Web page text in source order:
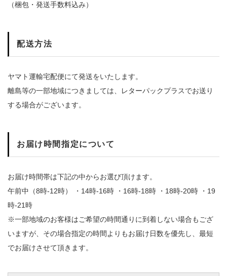
（梱包・発送手数料込み）
配送方法
ヤマト運輸宅配便にて発送をいたします。
離島等の一部地域につきましては、レターパックプラスでお送り
する場合がございます。
お届け時間指定について
お届け時間帯は下記の中からお選び頂けます。
午前中（8時-12時） ・14時-16時 ・16時-18時 ・18時-20時 ・19
時-21時
※一部地域のお客様はご希望の時間通りに到着しない場合もござ
いますが、その場合指定の時間よりもお届け日数を優先し、最短
でお届けさせて頂きます。